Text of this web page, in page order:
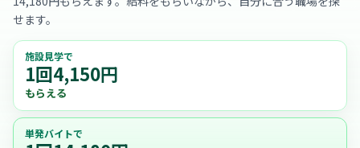
せます。
施設見学で
1回4,150円
もらえる
単発バイトで